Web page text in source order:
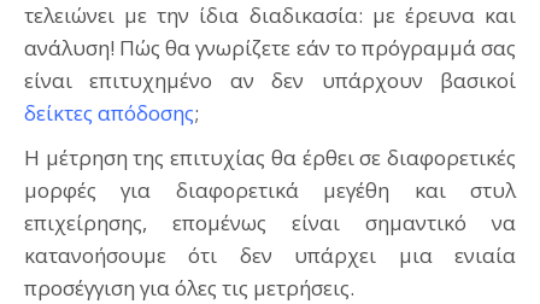
τελειώνει με την ίδια διαδικασία: με έρευνα και
ανάλυση! Πώς θα γνωρίζετε εάν το πρόγραμμά σας
είναι επιτυχημένο αν δεν υπάρχουν βασικοί
δείκτες απόδοσης;
Η μέτρηση της επιτυχίας θα έρθει σε διαφορετικές
μορφές για διαφορετικά μεγέθη και στυλ
επιχείρησης, επομένως είναι σημαντικό να
κατανοήσουμε ότι δεν υπάρχει μια ενιαία
προσέγγιση για όλες τις μετρήσεις.